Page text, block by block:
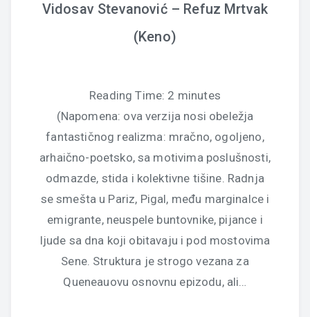
Vidosav Stevanović – Refuz Mrtvak
(Keno)
Reading Time: 2 minutes
(Napomena: ova verzija nosi obeležja
fantastičnog realizma: mračno, ogoljeno,
arhaično-poetsko, sa motivima poslušnosti,
odmazde, stida i kolektivne tišine. Radnja
se smešta u Pariz, Pigal, među marginalce i
emigrante, neuspele buntovnike, pijance i
ljude sa dna koji obitavaju i pod mostovima
Sene. Struktura je strogo vezana za
Queneauovu osnovnu epizodu, ali…